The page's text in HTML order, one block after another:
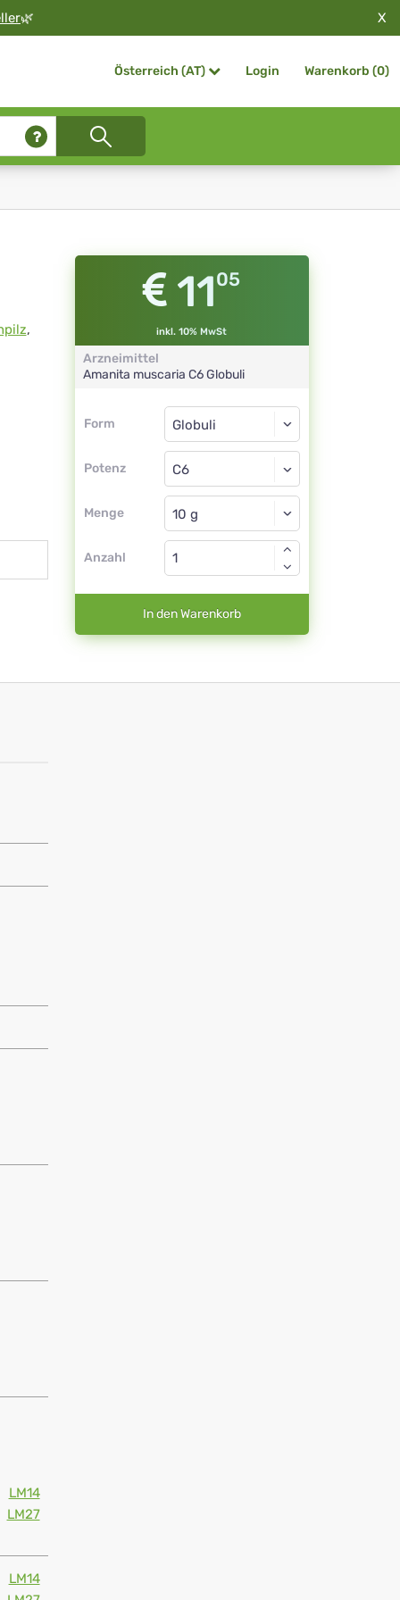
🌿 X
Österreich (AT) Login Warenkorb (0)
,
1105
inkl. 10% MwSt
Arzneimittel
Amanita muscaria C6 Globuli
Form
Form
Potenz
Globuli
C6
Menge
Globuli
Anzahl
In den Warenkorb
LM14
LM27
LM14